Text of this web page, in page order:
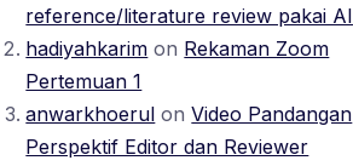
reference/literature review pakai AI
hadiyahkarim on Rekaman Zoom
Pertemuan 1
anwarkhoerul onVideo Pandangan
Perspektif Editor dan Reviewer